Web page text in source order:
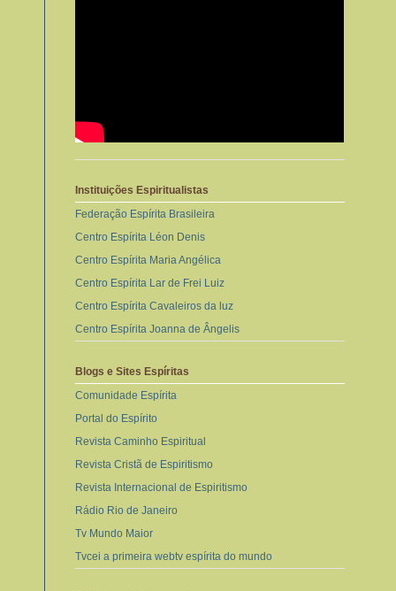
Instituições Espiritualistas
Federação Espírita Brasileira
Centro Espírita Léon Denis
Centro Espírita Maria Angélica
Centro Espírita Lar de Frei Luiz
Centro Espírita Cavaleiros da luz
Centro Espírita Joanna de Ângelis
Blogs e Sites Espíritas
Comunidade Espírita
Portal do Espírito
Revista Caminho Espiritual
Revista Cristã de Espiritismo
Revista Internacional de Espiritismo
Rádio Rio de Janeiro
Tv Mundo Maior
Tvcei a primeira webtv espírita do mundo